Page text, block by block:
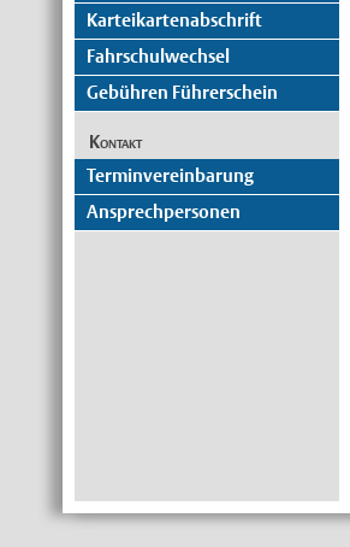
Karteikartenabschrift
Fahrschulwechsel
Gebühren Führerschein
Kontakt
Terminvereinbarung
Ansprechpersonen